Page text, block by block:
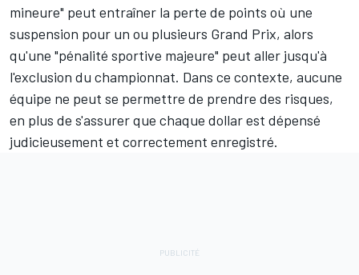
mineure" peut entraîner la perte de points où une
suspension pour un ou plusieurs Grand Prix, alors
qu'une "pénalité sportive majeure" peut aller jusqu'à
l'exclusion du championnat. Dans ce contexte, aucune
équipe ne peut se permettre de prendre des risques,
en plus de s'assurer que chaque dollar est dépensé
judicieusement et correctement enregistré.